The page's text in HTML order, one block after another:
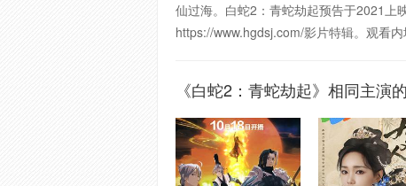
仙过海。白蛇2：青蛇劫起预告于2021上
https://www.hgdsj.com/影片特辑。观看
《白蛇2：青蛇劫起》相同主演